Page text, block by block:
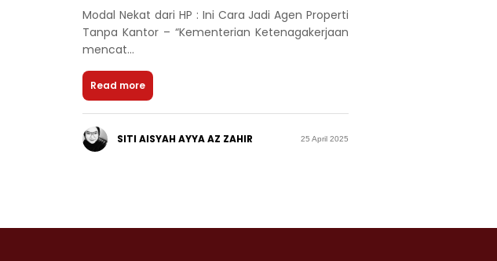
Modal Nekat dari HP : Ini Cara Jadi Agen Properti
Tanpa Kantor – “Kementerian Ketenagakerjaan
mencat...
Read more
SITI AISYAH AYYA AZ ZAHIR 25 April 2025